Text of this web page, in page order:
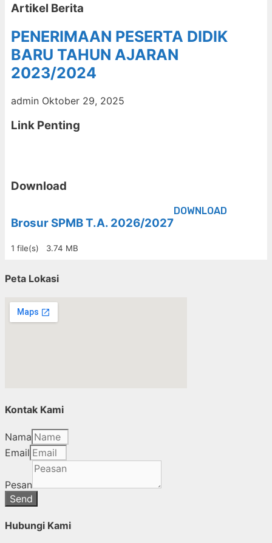
Artikel Berita
PENERIMAAN PESERTA DIDIK
BARU TAHUN AJARAN
2023/2024
admin Oktober 29, 2025
Link Penting
Download
Brosur SPMB T.A. 2026/2027
1 file(s) 3.74 MB
DOWNLOAD
Peta Lokasi
Kontak Kami
Nama
Email
Pesan
Send
Hubungi Kami